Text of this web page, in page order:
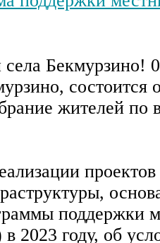
Бекмурзино!
состоится
жителей по
проектов
поддержки
году, об